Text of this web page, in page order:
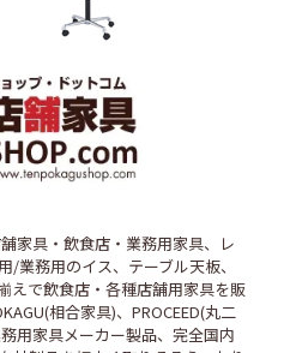
家具・飲食店・業務用家具、レ
/業務用のイス、テーブル天板、
えで飲食店・各種店舗用家具を販
相合家具)、PROCEED(丸二
用家具メーカー製品、完全国内